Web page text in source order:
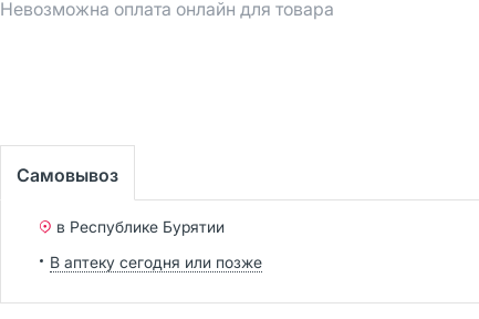
Невозможна оплата онлайн для товара
Самовывоз
в Республике Бурятии
В аптеку сегодня или позже